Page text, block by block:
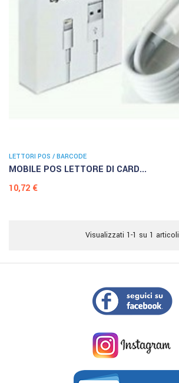
LETTORI POS / BARCODE
MOBILE POS LETTORE DI CARD...
Prezzo
10,72 €
Visualizzati 1-1 su 1 articoli